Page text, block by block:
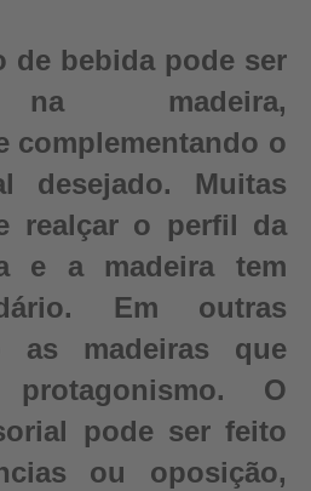
de bebida pode ser
na madeira,
complementando o
desejado. Muitas
realçar o perfil da
e a madeira tem
Em outras
as madeiras que
O
pode ser feito
ou oposição,